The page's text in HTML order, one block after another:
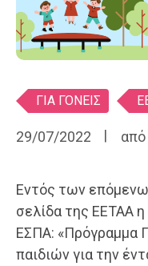
Ετικέτες
ΓΙΑ ΓΟΝΕΙΣ
29/07/2022 από
Eντός των
σελίδα της ΕΕΤΑΑ
ΕΣΠΑ: «Πρόγραμμα
παιδιών για την